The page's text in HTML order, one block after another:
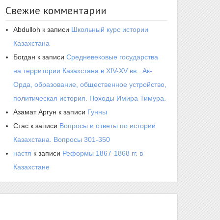
Свежие комментарии
Abdulloh к записи Школьный курс истории
Казахстана
Богдан к записи Средневековые государства
на территории Казахстана в XIV-XV вв.. Ак-
Орда, образование, общественное устройство,
политическая история. Походы Имира Тимура.
Азамат Аргун к записи Гунны
Стас к записи Вопросы и ответы по истории
Казахстана. Вопросы 301-350
настя к записи Реформы 1867-1868 гг. в
Казахстане